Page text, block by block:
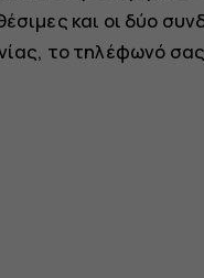
και οι δύο
το τηλέφωνό σας